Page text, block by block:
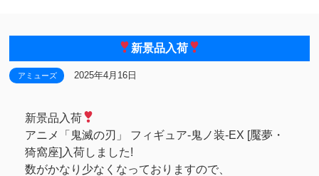
新景品入荷
アミューズ 2025年4月16日
新景品入荷
アニメ「鬼滅の刃」 フィギュア-鬼ノ装-EX [魘夢・
猗窩座]入荷しました!
数がかなり少なくなっておりますので、